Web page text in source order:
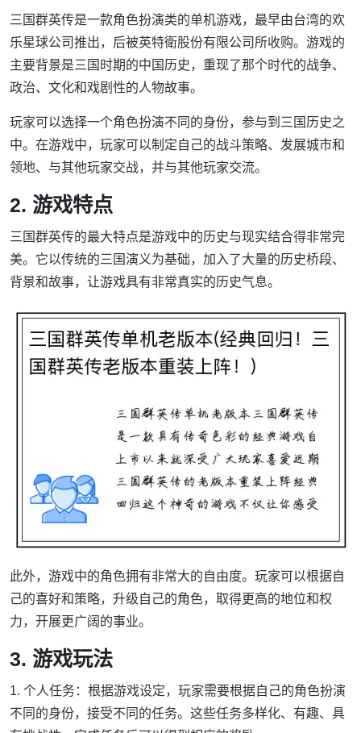
三国群英传是一款角色扮演类的单机游戏，最早由台湾的欢
乐星球公司推出，后被英特衛股份有限公司所收购。游戏的
主要背景是三国时期的中国历史，重现了那个时代的战争、
政治、文化和戏剧性的人物故事。
玩家可以选择一个角色扮演不同的身份，参与到三国历史之
中。在游戏中，玩家可以制定自己的战斗策略、发展城市和
领地、与其他玩家交战，并与其他玩家交流。
2. 游戏特点
三国群英传的最大特点是游戏中的历史与现实结合得非常完
美。它以传统的三国演义为基础，加入了大量的历史桥段、
背景和故事，让游戏具有非常真实的历史气息。
此外，游戏中的角色拥有非常大的自由度。玩家可以根据自
己的喜好和策略，升级自己的角色，取得更高的地位和权
力，开展更广阔的事业。
3. 游戏玩法
1. 个人任务：根据游戏设定，玩家需要根据自己的角色扮演
不同的身份，接受不同的任务。这些任务多样化、有趣、具